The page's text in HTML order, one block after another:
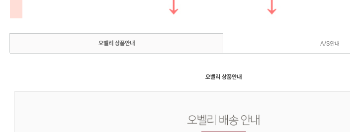
오벨리 상품안내 A/S안내
오벨리 상품안내